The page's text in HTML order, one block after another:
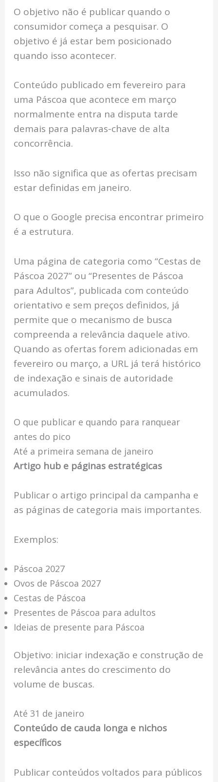
O objetivo não é publicar quando o
consumidor começa a pesquisar. O
objetivo é já estar bem posicionado
quando isso acontecer.
Conteúdo publicado em fevereiro para
uma Páscoa que acontece em março
normalmente entra na disputa tarde
demais para palavras-chave de alta
concorrência.
Isso não significa que as ofertas precisam
estar definidas em janeiro.
O que o Google precisa encontrar primeiro
é a estrutura.
Uma página de categoria como “Cestas de
Páscoa 2027” ou “Presentes de Páscoa
para Adultos”, publicada com conteúdo
orientativo e sem preços definidos, já
permite que o mecanismo de busca
compreenda a relevância daquele ativo.
Quando as ofertas forem adicionadas em
fevereiro ou março, a URL já terá histórico
de indexação e sinais de autoridade
acumulados.
O que publicar e quando para ranquear
antes do pico
Até a primeira semana de janeiro
Artigo hub e páginas estratégicas
Publicar o artigo principal da campanha e
as páginas de categoria mais importantes.
Exemplos:
Páscoa 2027
Ovos de Páscoa 2027
Cestas de Páscoa
Presentes de Páscoa para adultos
Ideias de presente para Páscoa
Objetivo: iniciar indexação e construção de
relevância antes do crescimento do
volume de buscas.
Até 31 de janeiro
Conteúdo de cauda longa e nichos
específicos
Publicar conteúdos voltados para públicos